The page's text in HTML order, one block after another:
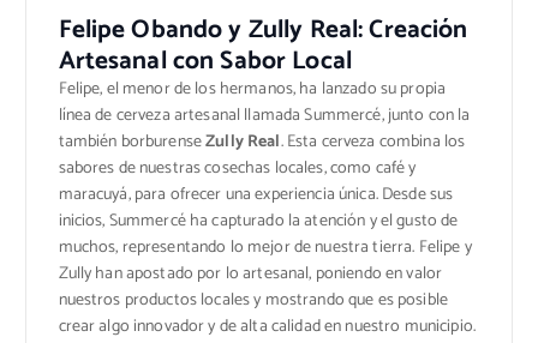
Felipe Obando y Zully Real: Creación
Artesanal con Sabor Local
Felipe, el menor de los hermanos, ha lanzado su propia
línea de cerveza artesanal llamada Summercé, junto con la
también borburenseZully Real. Esta cerveza combina los
sabores de nuestras cosechas locales, como café y
maracuyá, para ofrecer una experiencia única. Desde sus
inicios, Summercé ha capturado la atención y el gusto de
muchos, representando lo mejor de nuestra tierra. Felipe y
Zully han apostado por lo artesanal, poniendo en valor
nuestros productos locales y mostrando que es posible
crear algo innovador y de alta calidad en nuestro municipio.